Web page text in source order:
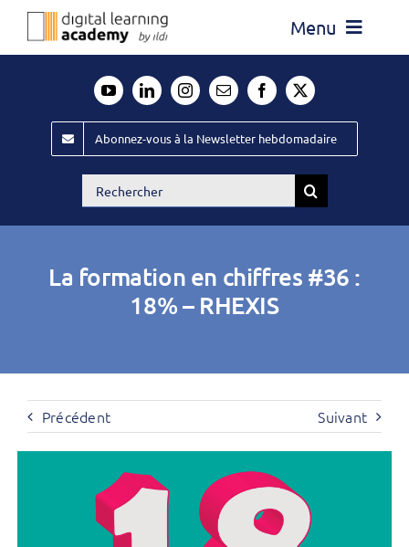
Passer
Menu
Évènements ILDI
Offres d’emploi
Publiez
Abonnez-vous à la Newsletter hebdomadaire
Rechercher:
La formation en chiffres #36 :
18% – RHEXIS
Précédent Suivant